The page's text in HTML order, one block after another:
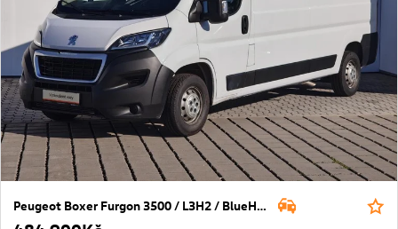
Peugeot Boxer Furgon 3500 / L3H2 / BlueHDi / 165k / MAN6